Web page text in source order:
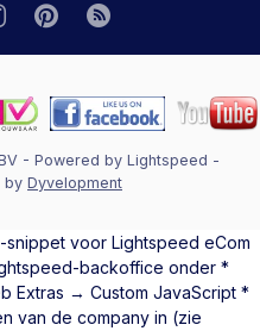
- Powered by Lightspeed -
by Dyvelopment
voor Lightspeed eCom
backoffice onder *
Extras → Custom JavaScript *
van de company in (zie